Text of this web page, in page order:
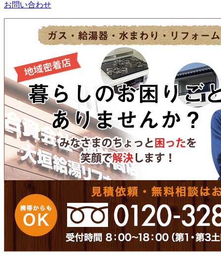
お問い合わせ